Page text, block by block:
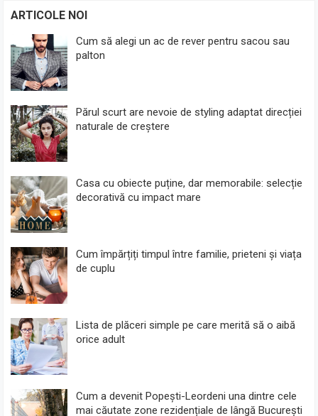
ARTICOLE NOI
Cum să alegi un ac de rever pentru sacou sau
palton
Părul scurt are nevoie de styling adaptat direcției
naturale de creștere
Casa cu obiecte puține, dar memorabile: selecție
decorativă cu impact mare
Cum împărțiți timpul între familie, prieteni și viața
de cuplu
Lista de plăceri simple pe care merită să o aibă
orice adult
Cum a devenit Popești-Leordeni una dintre cele
mai căutate zone rezidențiale de lângă București